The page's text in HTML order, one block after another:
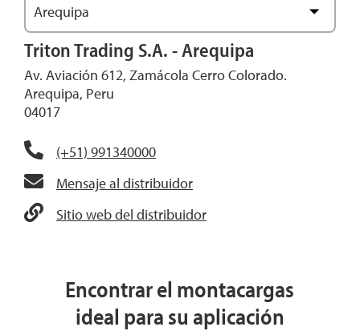
Arequipa
Ver mapa
Triton Trading S.A. - Arequipa
Av. Aviación 612, Zamácola Cerro Colorado.
Arequipa, Peru
04017
(+51) 991340000
Mensaje al distribuidor
Sitio web del distribuidor
Encontrar el montacargas
ideal para su aplicación